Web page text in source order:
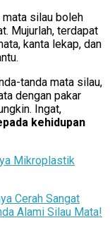
mata silau boleh
Mujurlah, terdapat
kanta lekap, dan
tanda mata silau,
dengan pakar
Ingat,
kehidupan
Mikroplastik
Cerah Sangat
Alami Silau Mata!